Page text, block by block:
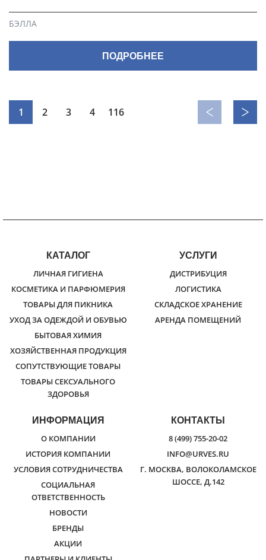
БЭЛЛА
ПОДРОБНЕЕ
1 2 3 4 116
КАТАЛОГ
ЛИЧНАЯ ГИГИЕНА
КОСМЕТИКА И ПАРФЮМЕРИЯ
ТОВАРЫ ДЛЯ ПИКНИКА
УХОД ЗА ОДЕЖДОЙ И ОБУВЬЮ
БЫТОВАЯ ХИМИЯ
ХОЗЯЙСТВЕННАЯ ПРОДУКЦИЯ
СОПУТСТВУЮЩИЕ ТОВАРЫ
ТОВАРЫ СЕКСУАЛЬНОГО
ЗДОРОВЬЯ
УСЛУГИ
ДИСТРИБУЦИЯ
ЛОГИСТИКА
СКЛАДСКОЕ ХРАНЕНИЕ
АРЕНДА ПОМЕЩЕНИЙ
ИНФОРМАЦИЯ
О КОМПАНИИ
ИСТОРИЯ КОМПАНИИ
УСЛОВИЯ СОТРУДНИЧЕСТВА
СОЦИАЛЬНАЯ
ОТВЕТСТВЕННОСТЬ
НОВОСТИ
БРЕНДЫ
АКЦИИ
КОНТАКТЫ
8 (499) 755-20-02
INFO@URVES.RU
Г. МОСКВА, ВОЛОКОЛАМСКОЕ
ШОССЕ, Д.142